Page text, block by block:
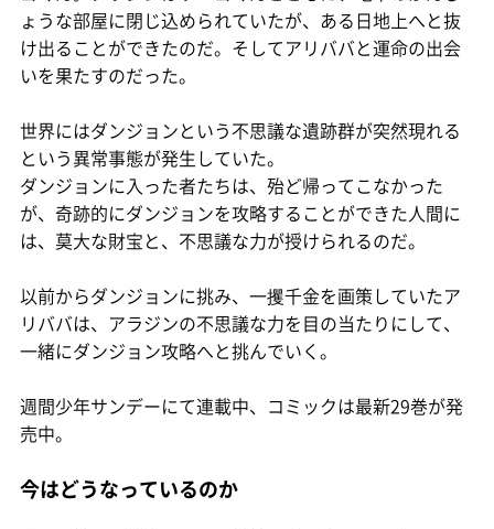
ょうな部屋に閉じ込められていたが、ある日地上へと抜
け出ることができたのだ。そしてアリババと運命の出会
いを果たすのだった。
世界にはダンジョンという不思議な遺跡群が突然現れる
という異常事態が発生していた。
ダンジョンに入った者たちは、殆ど帰ってこなかった
が、奇跡的にダンジョンを攻略することができた人間に
は、莫大な財宝と、不思議な力が授けられるのだ。
以前からダンジョンに挑み、一攫千金を画策していたア
リババは、アラジンの不思議な力を目の当たりにして、
一緒にダンジョン攻略へと挑んでいく。
週間少年サンデーにて連載中、コミックは最新29巻が発
売中。
今はどうなっているのか